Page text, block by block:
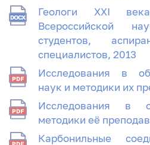
Геологи XXI
Всероссийской
студентов,
специалистов, 2013
Исследования в
наук и методики их
Исследования в
методики её
Карбонильные